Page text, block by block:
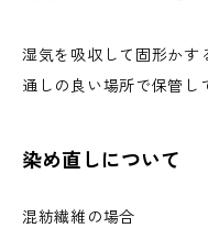
湿気を吸収して固形かす
通しの良い場所で保管し
染め直しについて
混紡繊維の場合